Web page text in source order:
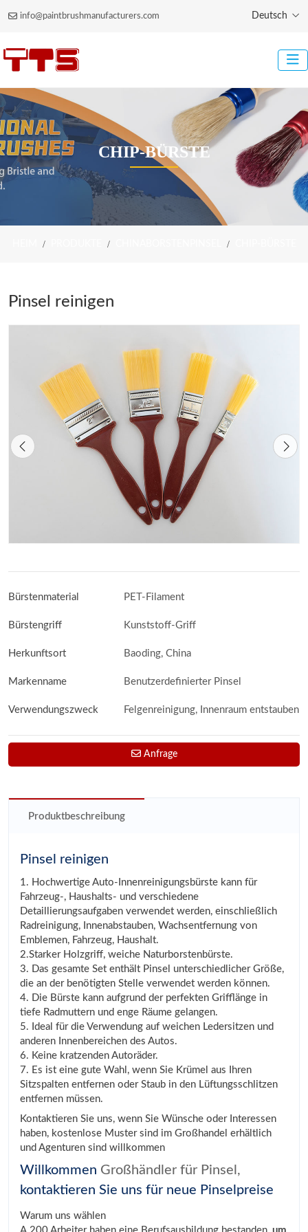
info@paintbrushmanufacturers.com Deutsch
CHIP-BÜRSTE
Pinsel reinigen
Bürstenmaterial PET-Filament
Bürstengriff Kunststoff-Griff
Herkunftsort Baoding, China
Markenname Benutzerdefinierter Pinsel
Verwendungszweck Felgenreinigung, Innenraum entstauben
Anfrage
Produktbeschreibung
Pinsel reinigen
1. Hochwertige Auto-Innenreinigungsbürste kann für
Fahrzeug-, Haushalts- und verschiedene
Detaillierungsaufgaben verwendet werden, einschließlich
Radreinigung, Innenabstauben, Wachsentfernung von
Emblemen, Fahrzeug, Haushalt.
2.Starker Holzgriff, weiche Naturborstenbürste.
3. Das gesamte Set enthält Pinsel unterschiedlicher Größe,
die an der benötigten Stelle verwendet werden können.
4. Die Bürste kann aufgrund der perfekten Grifflänge in
tiefe Radmuttern und enge Räume gelangen.
5. Ideal für die Verwendung auf weichen Ledersitzen und
anderen Innenbereichen des Autos.
6. Keine kratzenden Autoräder.
7. Es ist eine gute Wahl, wenn Sie Krümel aus Ihren
Sitzspalten entfernen oder Staub in den Lüftungsschlitzen
entfernen müssen.
Kontaktieren Sie uns, wenn Sie Wünsche oder Interessen
haben, kostenlose Muster sind im Großhandel erhältlich
und Agenturen sind willkommen
Willkommen Großhändler für Pinsel,
kontaktieren Sie uns für neue Pinselpreise
Warum uns wählen
A.200 Arbeiter haben eine Berufsausbildung bestanden, um